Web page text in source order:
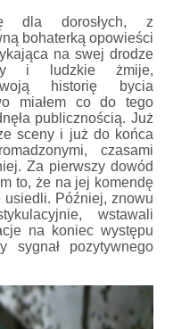
dla dorosłych, z
bohaterką opowieści
na swej drodze
i ludzkie żmije,
historię bycia
miałem co do tego
publicznością. Już
sceny i już do końca
czasami
Za pierwszy dowód
to, że na jej komendę
Później, znowu
wstawali
na koniec występu
sygnał pozytywnego